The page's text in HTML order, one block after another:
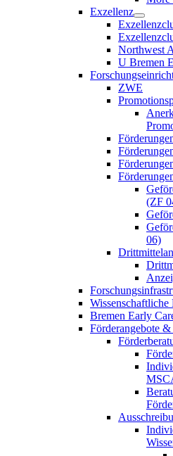
Exzellenz
Northwest
U Bremen
ZWE
(ZF
06)
Wissenschaftliche
Bremen Early
Förderangebote